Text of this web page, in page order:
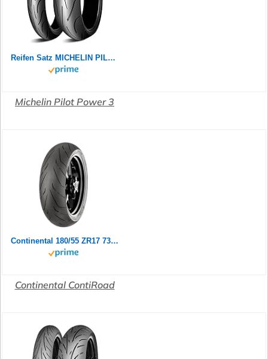
Reifen Satz MICHELIN PILOT POWER 2CT 180/55 ZR17 73W + 120/70 ZR17 58W Motorradreifen Set
Michelin Pilot Power 3
Continental 180/55 ZR17 73W Contiroad
Continental ContiRoad